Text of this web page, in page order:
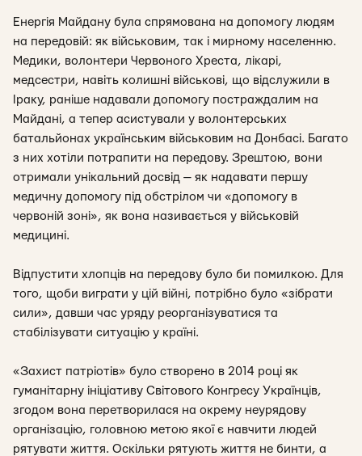
Енергія Майдану була спрямована на допомогу людям
на передовій: як військовим, так і мирному населенню.
Медики, волонтери Червоного Хреста, лікарі,
медсестри, навіть колишні військові, що відслужили в
Іраку, раніше надавали допомогу постраждалим на
Майдані, а тепер асистували у волонтерських
батальйонах українським військовим на Донбасі. Багато
з них хотіли потрапити на передову. Зрештою, вони
отримали унікальний досвід — як надавати першу
медичну допомогу під обстрілом чи «допомогу в
червоній зоні», як вона називається у військовій
медицині.
Відпустити хлопців на передову було би помилкою. Для
того, щоби виграти у цій війні, потрібно було «зібрати
сили», давши час уряду реорганізуватися та
стабілізувати ситуацію у країні.
«Захист патріотів» було створено в 2014 році як
гуманітарну ініціативу Світового Конгресу Українців,
згодом вона перетворилася на окрему неурядову
організацію, головною метою якої є навчити людей
рятувати життя. Оскільки рятують життя не бинти, а